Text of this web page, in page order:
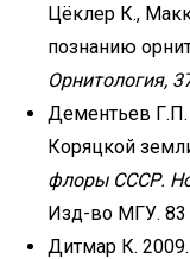
Цёклер К.,
познанию
Орнитология,
Дементьев
Коряцкой
флоры СССР.
Изд-во МГУ. 83
Дитмар К. 2009.